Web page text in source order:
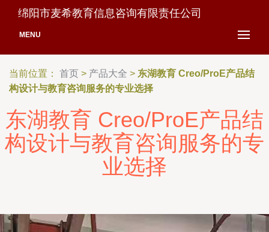
绵阳市麦希教育信息咨询有限责任公司
MENU
当前位置： 首页 > 产品大全 > 东湖教育 Creo/ProE产品结
构设计与教育咨询服务的专业选择
东湖教育 Creo/ProE产品结
构设计与教育咨询服务的专
业选择